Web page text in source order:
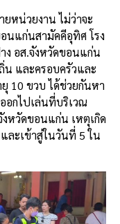
k
หน่วยงาน ไม่ว่าจะ
นแก่นสามัคคีอุทิศ โรง
ง อส.จังหวัดขอนแก่น
และครอบครัวและ
10 ขวบ ได้ช่วยกันหา
อกไปเล่นที่บริเวณ
หวัดขอนแก่น เหตุเกิด
ละเข้าสู่ในวันที่ 5 ใน